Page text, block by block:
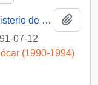
[Informa que carta fue remitida a Ministerio de Educación Pública, mediante Of. GAB. PRES. (0) 91/2438]
07-12
(1990-1994)